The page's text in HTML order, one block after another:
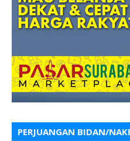
PERJUANGAN BIDAN/